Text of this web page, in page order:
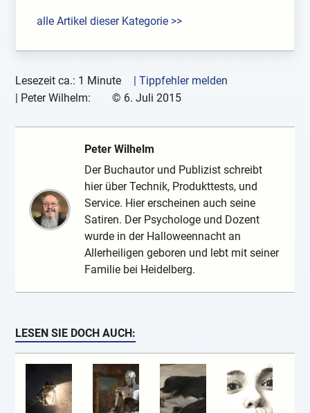
alle Artikel dieser Kategorie >>
Lesezeit ca.: 1 Minute
| Tippfehler melden
| Peter Wilhelm: © 6. Juli 2015
Peter Wilhelm
Der Buchautor und Publizist schreibt
hier über Technik, Produkttests, und
Service. Hier erscheinen auch seine
Satiren. Der Psychologe und Dozent
wurde in der Halloweennacht an
Allerheiligen geboren und lebt mit seiner
Familie bei Heidelberg.
LESEN SIE DOCH AUCH: